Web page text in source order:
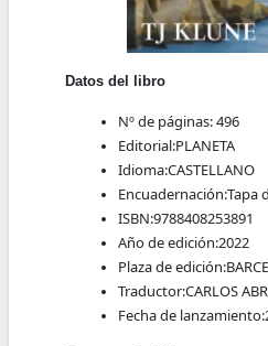
Datos del libro
Nº de páginas:496
Editorial:PLANETA
Idioma:CASTELLANO
Encuadernación:Tapa
ISBN:9788408253891
Año de edición:2022
Plaza de edición:
Traductor:CARLOS
Fecha de lanzamiento: